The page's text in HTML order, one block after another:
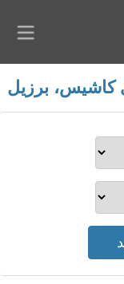
کاشیس، برزیل